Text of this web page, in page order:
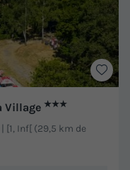
Village ★★★
[1, Inf[ (29,5 km de